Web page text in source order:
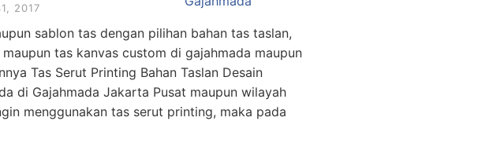
2017
sablon tas dengan pilihan bahan tas taslan,
tas kanvas custom di gajahmada maupun
Tas Serut Printing Bahan Taslan Desain
di Gajahmada Jakarta Pusat maupun wilayah
menggunakan tas serut printing, maka pada